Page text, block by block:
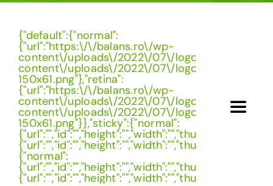
content
{"default":{"normal":
{"url":"https:\/\/balans.ro\/wp-
content\/uploads\/2022\/07\/
content\/uploads\/2022\/07\/logo-
150x61.png"},"retina":
{"url":"https:\/\/balans.ro\/wp-
content\/uploads\/2022\/07\/
content\/uploads\/2022\/07\/logo-
150x61.png"}},"sticky":{"normal":
{"normal":
{"url":"","id":"","height":"","width":"","thumbnail":""}}}
Toggle
Cautare...